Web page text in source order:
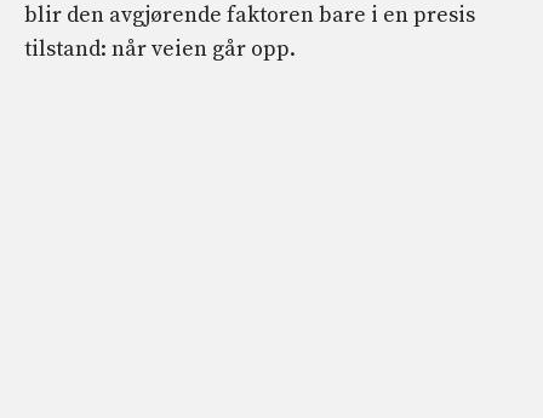
blir den avgjørende faktoren bare i en presis
tilstand: når veien går opp.